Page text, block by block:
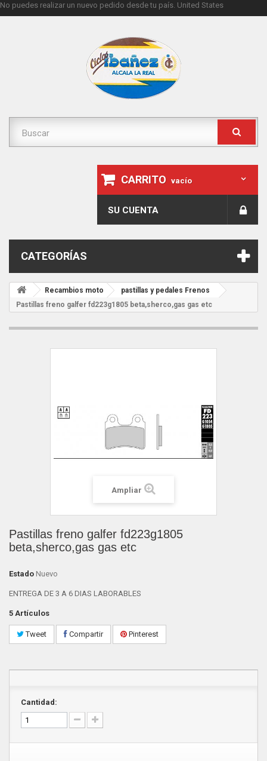
No puedes realizar un nuevo pedido desde tu país. United States
CARRITO vacío
SU CUENTA
CATEGORÍAS
Recambios moto
pastillas y pedales Frenos
Pastillas freno galfer fd223g1805 beta,sherco,gas gas etc
Ampliar
Pastillas freno galfer fd223g1805
beta,sherco,gas gas etc
Estado Nuevo
ENTREGA DE 3 A 6 DIAS LABORABLES
5 Artículos
Tweet Compartir Pinterest
Cantidad: